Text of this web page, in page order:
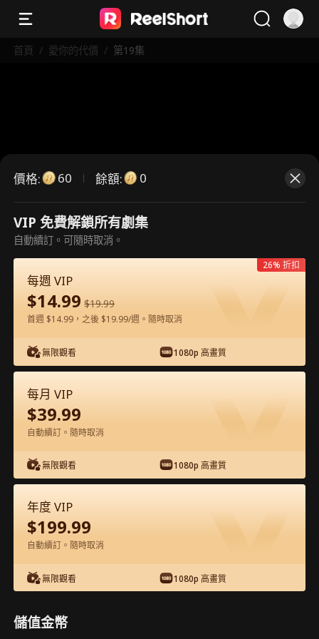
首頁 / 愛你的代價 / 第19集
這是付費劇集。請解鎖後觀看。
第19集 - 愛你的代價 完整影片
0-49 50-71
價格: 60 餘額: 0
VIP 免費解鎖所有劇集
自動續訂。可隨時取消。
每週 VIP
$14.99 $19.99
首週 $14.99，之後 $19.99/週。隨時取消
無限觀看 1080p 高畫質
26% 折扣
每月 VIP
$39.99
自動續訂。隨時取消
無限觀看 1080p 高畫質
年度 VIP
$199.99
自動續訂。隨時取消
無限觀看 1080p 高畫質
儲值金幣